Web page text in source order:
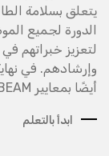
يتعلق بسلامة
الدورة لجميع
لتعزيز خبراتهم
وإرشادهم. في
أيضًا بمعايير BEAM لحماية جميع الأطفال.
ابدأ بالتعلم